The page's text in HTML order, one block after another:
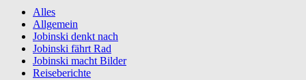
Alles
Allgemein
Jobinski denkt nach
Jobinski fährt Rad
Jobinski macht Bilder
Reiseberichte